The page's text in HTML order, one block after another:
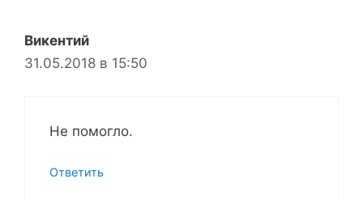
Викентий
31.05.2018 в 15:50
Не помогло.
Ответить